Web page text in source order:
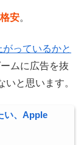
安。
っているかと
ムに広告を抜
と思います。
い、Apple